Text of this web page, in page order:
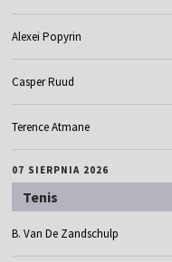
Alexei Popyrin
Casper Ruud
Terence Atmane
07 SIERPNIA 2026
Tenis
B. Van De Zandschulp